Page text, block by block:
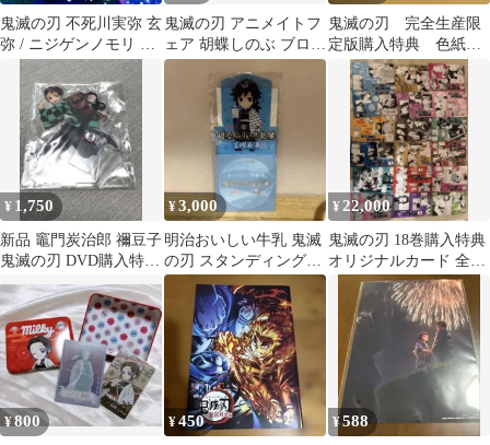
鬼滅の刃 不死川実弥 玄
弥 / ニジゲンノモリ 購
入者特典 ラバーストラ
ップ
鬼滅の刃 アニメイトフ
ェア 胡蝶しのぶ ブロマ
イド
鬼滅の刃 完全生産限
定版購入特典 色紙
無限城編 第一章 猗窩座
再来
¥ 1,750
新品 竈門炭治郎 禰豆子
鬼滅の刃 DVD購入特典
アクリルスタンド 非売
品
¥3,000
明治おいしい牛乳 鬼滅
の刃 スタンディングコ
ースター 富岡義勇
¥ 22,000
鬼滅の刃 18巻購入特典
オリジナルカード 全18
種 コンプリート 非売品
¥800 ¥450 ¥588